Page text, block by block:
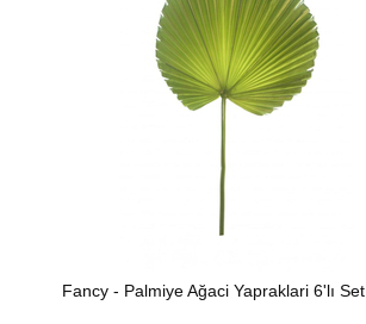
Fancy - Palmiye Ağaci Yapraklari 6'lı Set